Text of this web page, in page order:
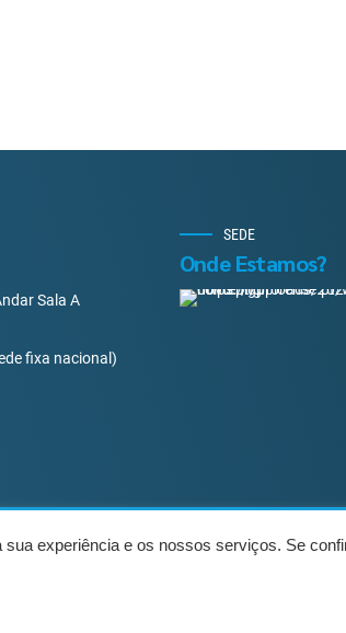
Sala A
fixa nacional)
SEDE
Onde Estamos?
Sobre Nós
experiência e os nossos serviços. Se